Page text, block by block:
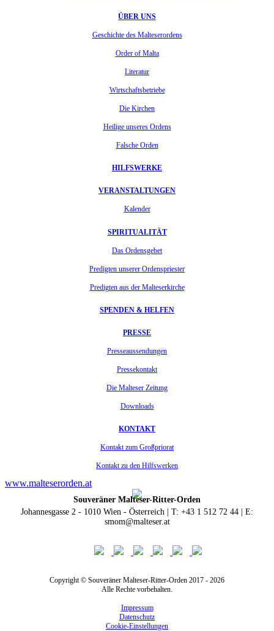
ÜBER UNS
Geschichte des Malteserordens
Order of Malta
Literatur
Wirtschaftsbetriebe
Die Kirchen
Heilige unseres Ordens
Falsche Orden
HILFSWERKE
VERANSTALTUNGEN
Kalender
SPIRITUALITÄT
Das Ordensgebet
Predigten unserer Ordenspriester
Predigten aus der Malteserkirche
SPENDEN & HELFEN
PRESSE
Presseaussendungen
Pressekontakt
Die Malteser Zeitung
Downloads
KONTAKT
Kontakt zum Großpriorat
Kontakt zu den Hilfswerken
www.malteserorden.at
Souveräner Malteser-Ritter-Orden
Johannesgasse 2 - 1010 Wien - Österreich | T: +43 1 512 72 44 | E:
smom@malteser.at
Copyright © Souveräner Malteser-Ritter-Orden 2017 - 2026
Alle Rechte vorbehalten.
Impressum
Datenschutz
Cookie-Einstellungen